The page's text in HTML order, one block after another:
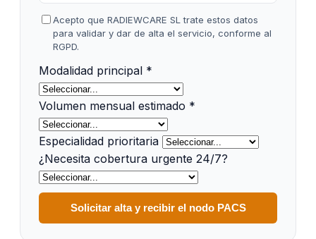
Acepto que RADIEWCARE SL trate estos datos
para validar y dar de alta el servicio, conforme al
RGPD.
Modalidad principal *
Volumen mensual estimado *
Especialidad prioritaria
¿Necesita cobertura urgente 24/7?
Solicitar alta y recibir el nodo PACS